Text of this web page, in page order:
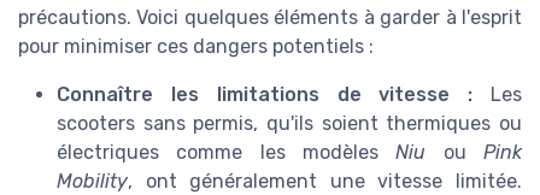
précautions. Voici quelques éléments à garder à l'esprit
pour minimiser ces dangers potentiels :
Connaître les limitations de vitesse : Les
scooters sans permis, qu'ils soient thermiques ou
électriques comme les modèlesNiu ouPink
Mobility, ont généralement une vitesse limitée.